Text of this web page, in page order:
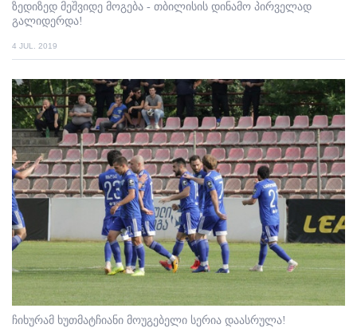
ზედიზედ მეშვიდე მოგება - თბილისის დინამო პირველად
გალიდერდა!
4 JUL. 2019
ჩიხურამ ხუთმატჩიანი მოუგებელი სერია დაასრულა!